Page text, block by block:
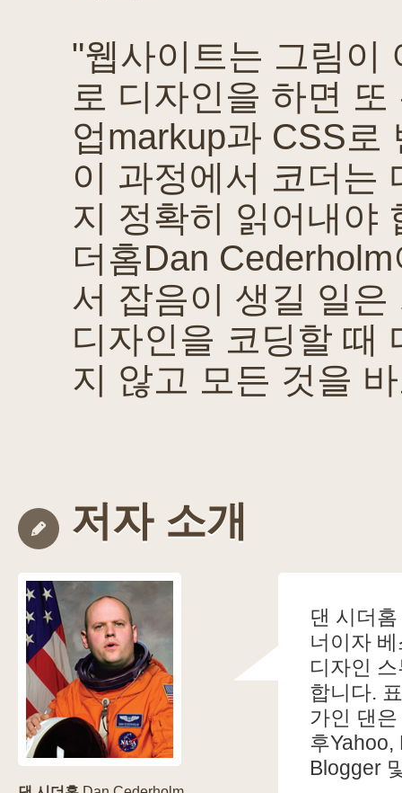
"웹사이트는 그림이
로 디자인을 하면
업markup과 CSS로
이 과정에서 코더는
지 정확히 읽어내야
더홈Dan
서 잡음이 생길 일
디자인을 코딩할 때
지 않고 모든 것을
저자 소개
댄 시더
너이자
디자인
합니다.
가인 댄
후Yahoo,
Blogger